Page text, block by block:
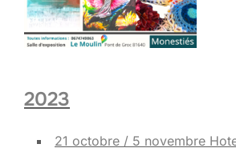
2023
21 octobre / 5 novembre